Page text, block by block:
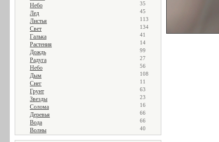
Небо 35
Лед 45
Листья 113
Свет 134
Галька 41
Растения 14
Дождь 99
Радуга 27
Небо 56
Дым 108
Снег 11
Грунт 63
Звезды 23
Солома 16
Деревья 66
Вода 66
Волны 40